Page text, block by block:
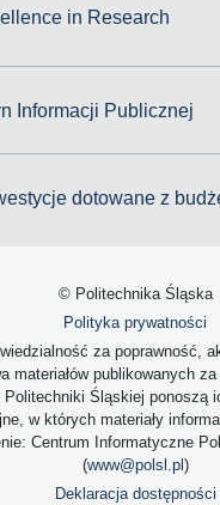
in Research
Informacji Publicznej
dotowane z
© Politechnika Śląska
Polityka prywatności
za poprawność,
materiałów publikowanych
Politechniki Śląskiej ponoszą
w których materiały
Centrum Informatyczne
(www@polsl.pl )
Deklaracja dostępności